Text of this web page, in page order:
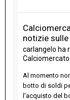
notizie
carlangelo ha
Al momento
botto di soldi
l'acquisto del